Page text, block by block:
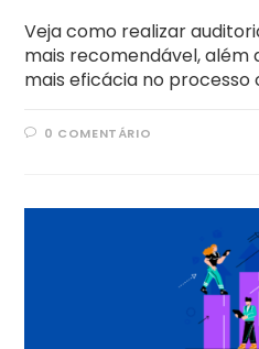
Veja como realizar
mais recomendável,
mais eficácia no processo
0 COMENTÁRIO